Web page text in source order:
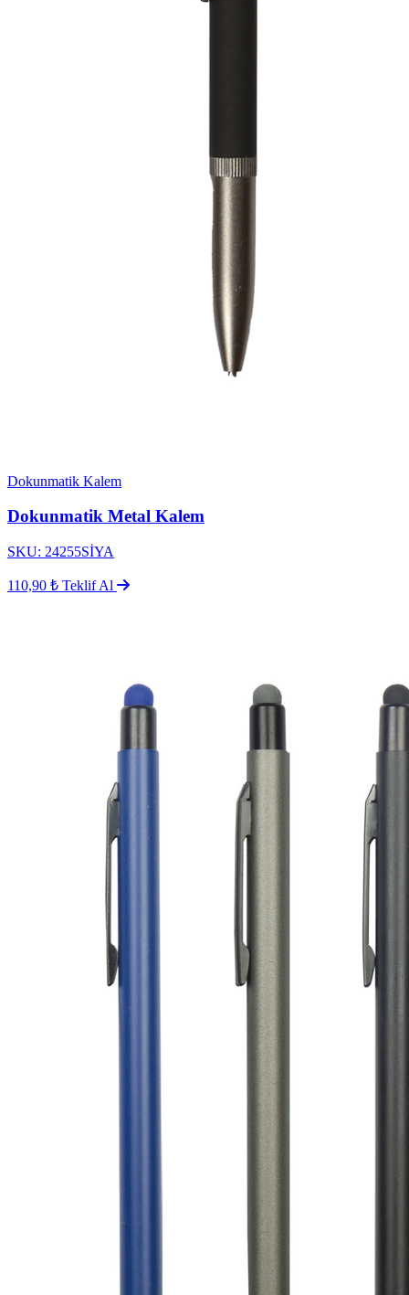
Dokunmatik Kalem
Dokunmatik Metal Kalem
SKU: 24255SİYA
110,90 ₺ Teklif Al